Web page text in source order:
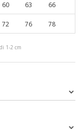
60 63 66
72 76 78
1-2 cm